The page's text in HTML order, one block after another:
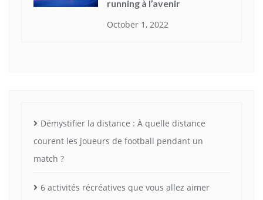
running à l’avenir
October 1, 2022
September 19, 2022
PROFESSIONNELS
Démystifier la distance : À quelle distance
Démystifier la distance : À quelle distance
courent les joueurs de football pendant un
match ?
6 activités récréatives que vous allez aimer